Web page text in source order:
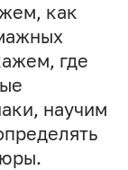
как
где
научим